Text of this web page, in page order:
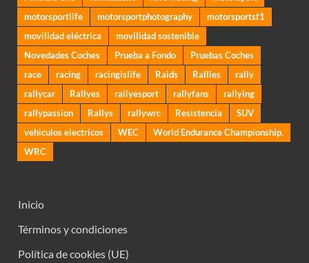
motorsportlife
motorsportphotography
motorsportsf1
movilidad eléctrica
movilidad sostenible
Novedades Coches
Prueba a Fondo
Pruebas Coches
race
racing racingislife Raids Rallies
rally
rallycar
Rallyes rallyesport rallyfans
rallying
rallypassion
Rallys rallywrc Resistencia
SUV
vehiculos electricos
WEC
World Endurance Championship.
WRC
Inicio
Términos y condiciones
Política de cookies (UE)